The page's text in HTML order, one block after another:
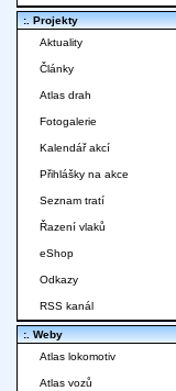
:. Projekty
Aktuality
Články
Atlas drah
Fotogalerie
Kalendář akcí
Přihlášky na akce
Seznam tratí
Řazení vlaků
eShop
Odkazy
RSS kanál
:. Weby
Atlas lokomotiv
Atlas vozů